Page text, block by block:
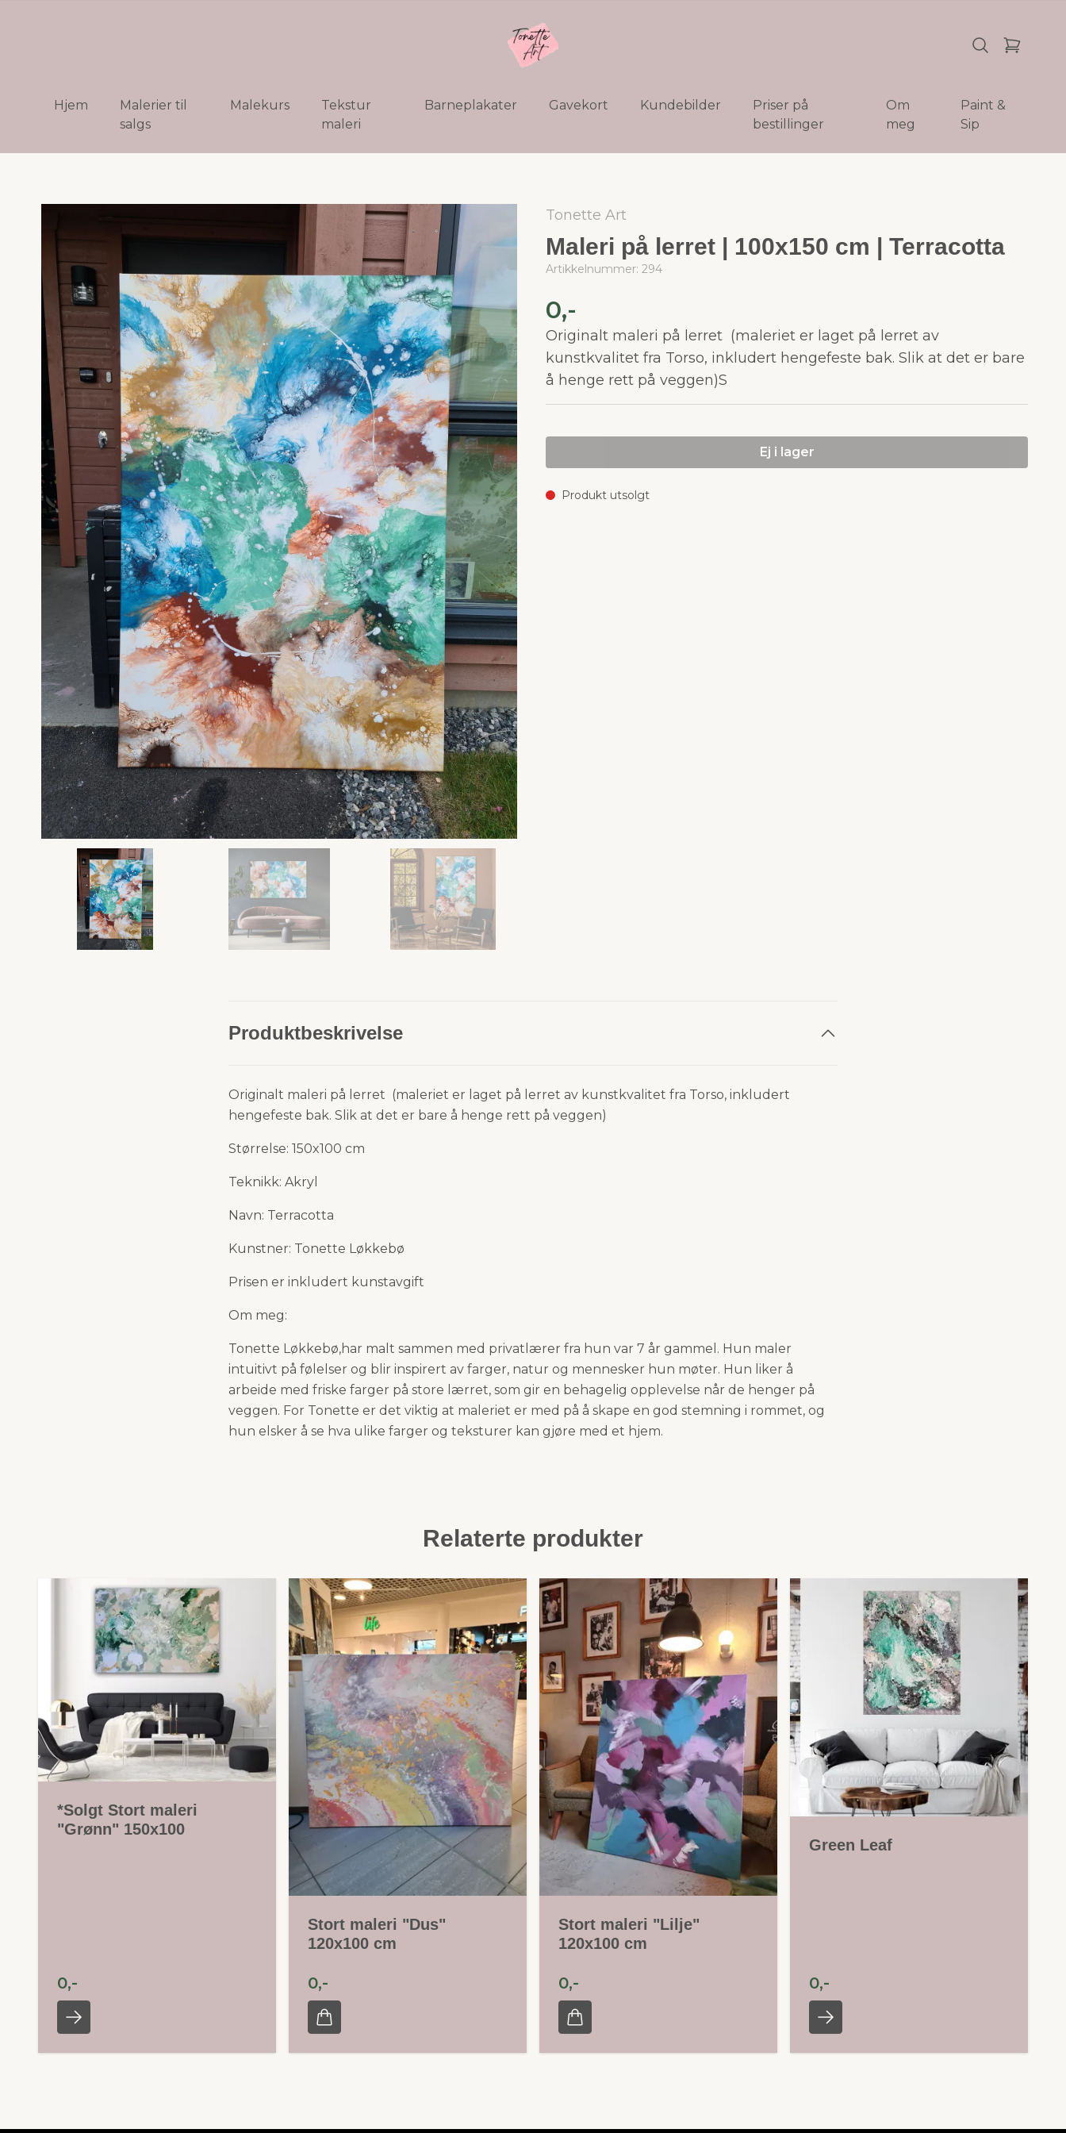
Hjem
Malerier til
salgs
Malekurs
Tekstur
maleri
Barneplakater Gavekort Kundebilder
Priser på
bestillinger
Om
meg
Paint &
Sip
Tonette Art
Maleri på lerret | 100x150 cm | Terracotta
Artikkelnummer: 294
0,-
Originalt maleri på lerret (maleriet er laget på lerret av
kunstkvalitet fra Torso, inkludert hengefeste bak. Slik at det er bare
å henge rett på veggen)S
Ej i lager
Produkt utsolgt
Produktbeskrivelse
Originalt maleri på lerret (maleriet er laget på lerret av kunstkvalitet fra Torso, inkludert
hengefeste bak. Slik at det er bare å henge rett på veggen)
Størrelse: 150x100 cm
Teknikk: Akryl
Navn: Terracotta
Kunstner: Tonette Løkkebø
Prisen er inkludert kunstavgift
Om meg:
Tonette Løkkebø,har malt sammen med privatlærer fra hun var 7 år gammel. Hun maler
intuitivt på følelser og blir inspirert av farger, natur og mennesker hun møter. Hun liker å
arbeide med friske farger på store lærret, som gir en behagelig opplevelse når de henger på
veggen. For Tonette er det viktig at maleriet er med på å skape en god stemning i rommet, og
hun elsker å se hva ulike farger og teksturer kan gjøre med et hjem.
Relaterte produkter
*Solgt Stort maleri
"Grønn" 150x100
0,-
Stort maleri "Dus"
120x100 cm
0,-
Stort maleri "Lilje"
120x100 cm
0,-
Green Leaf
0,-